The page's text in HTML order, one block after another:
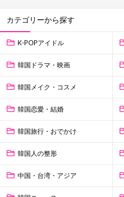
カテゴリーから探す
K-POPアイドル
韓国ドラマ・映画
韓国メイク・コスメ
韓国恋愛・結婚
韓国旅行・おでかけ
韓国人の整形
中国・台湾・アジア